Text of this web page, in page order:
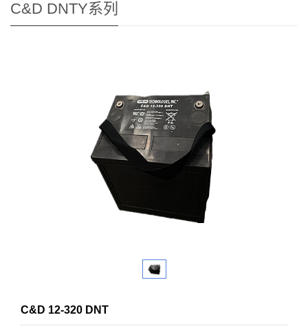
C&D DNTY系列
C&D 12-320 DNT